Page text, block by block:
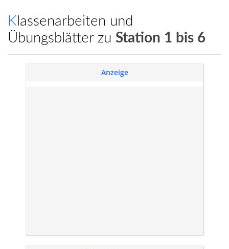
Klassenarbeiten und
Übungsblätter zu Station 1 bis 6
Anzeige